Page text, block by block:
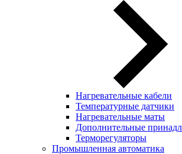
Нагревательные кабели
Температурные датчики
Нагревательные маты
Дополнительные
Терморегуляторы
Промышленная автоматика